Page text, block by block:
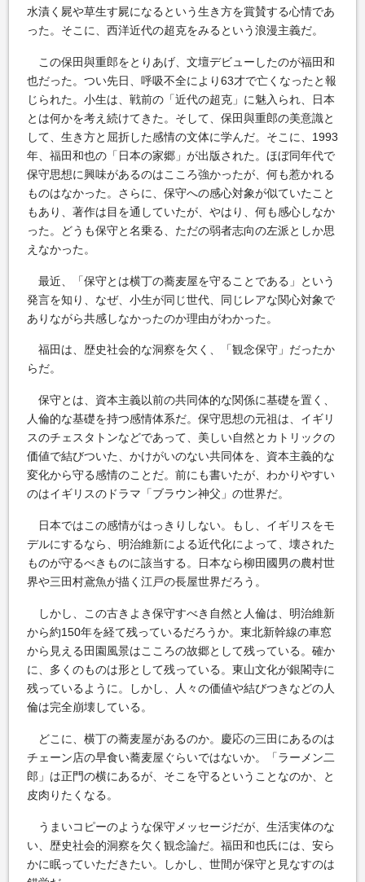
水漬く屍や草生す屍になるという生き方を賞賛する心情であ
った。そこに、西洋近代の超克をみるという浪漫主義だ。
この保田與重郎をとりあげ、文壇デビューしたのが福田和
也だった。つい先日、呼吸不全により63才で亡くなったと報
じられた。小生は、戦前の「近代の超克」に魅入られ、日本
とは何かを考え続けてきた。そして、保田與重郎の美意識と
して、生き方と屈折した感情の文体に学んだ。そこに、1993
年、福田和也の「日本の家郷」が出版された。ほぼ同年代で
保守思想に興味があるのはこころ強かったが、何も惹かれる
ものはなかった。さらに、保守への感心対象が似ていたこと
もあり、著作は目を通していたが、やはり、何も感心しなか
った。どうも保守と名乗る、ただの弱者志向の左派としか思
えなかった。
最近、「保守とは横丁の蕎麦屋を守ることである」という
発言を知り、なぜ、小生が同じ世代、同じレアな関心対象で
ありながら共感しなかったのか理由がわかった。
福田は、歴史社会的な洞察を欠く、「観念保守」だったか
らだ。
保守とは、資本主義以前の共同体的な関係に基礎を置く、
人倫的な基礎を持つ感情体系だ。保守思想の元祖は、イギリ
スのチェスタトンなどであって、美しい自然とカトリックの
価値で結びついた、かけがいのない共同体を、資本主義的な
変化から守る感情のことだ。前にも書いたが、わかりやすい
のはイギリスのドラマ「ブラウン神父」の世界だ。
日本ではこの感情がはっきりしない。もし、イギリスをモ
デルにするなら、明治維新による近代化によって、壊された
ものが守るべきものに該当する。日本なら柳田國男の農村世
界や三田村鳶魚が描く江戸の長屋世界だろう。
しかし、この古きよき保守すべき自然と人倫は、明治維新
から約150年を経て残っているだろうか。東北新幹線の車窓
から見える田園風景はこころの故郷として残っている。確か
に、多くのものは形として残っている。東山文化が銀閣寺に
残っているように。しかし、人々の価値や結びつきなどの人
倫は完全崩壊している。
どこに、横丁の蕎麦屋があるのか。慶応の三田にあるのは
チェーン店の早食い蕎麦屋ぐらいではないか。「ラーメン二
郎」は正門の横にあるが、そこを守るということなのか、と
皮肉りたくなる。
うまいコピーのような保守メッセージだが、生活実体のな
い、歴史社会的洞察を欠く観念論だ。福田和也氏には、安ら
かに眠っていただきたい。しかし、世間が保守と見なすのは